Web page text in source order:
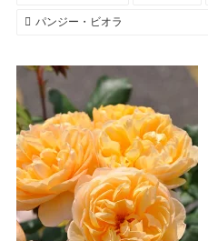
パンジー・ビオラ